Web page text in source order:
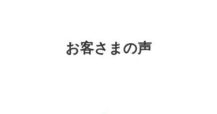
お客さまの声